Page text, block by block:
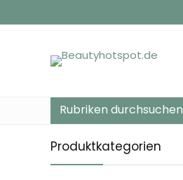
Rubriken durchsuchen
Produktkategorien